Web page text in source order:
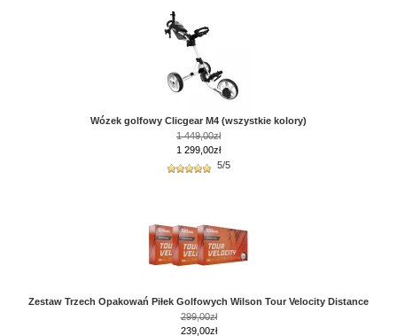
Wózek golfowy Clicgear M4 (wszystkie kolory)
1 449,00zł
1 299,00zł
5/5
Zestaw Trzech Opakowań Piłek Golfowych Wilson Tour Velocity Distance
299,00zł
239,00zł